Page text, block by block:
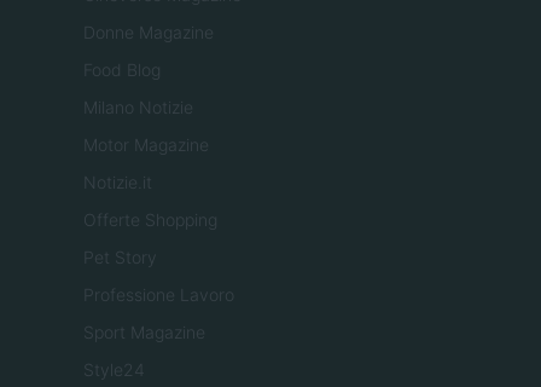
Donne Magazine
Food Blog
Milano Notizie
Motor Magazine
Notizie.it
Offerte Shopping
Pet Story
Professione Lavoro
Sport Magazine
Style24